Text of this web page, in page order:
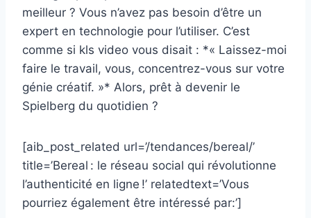
meilleur ? Vous n’avez pas besoin d’être un
expert en technologie pour l’utiliser. C’est
comme si kls video vous disait : *« Laissez-moi
faire le travail, vous, concentrez-vous sur votre
génie créatif. »* Alors, prêt à devenir le
Spielberg du quotidien ?
[aib_post_related url=’/tendances/bereal/’
title=’Bereal : le réseau social qui révolutionne
l’authenticité en ligne !’ relatedtext=’Vous
pourriez également être intéressé par:’]